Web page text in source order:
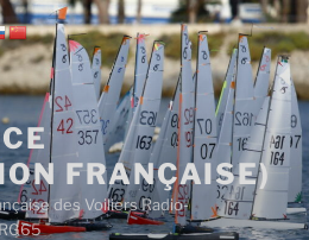
FRANÇAISE)
des Voiliers Radio-